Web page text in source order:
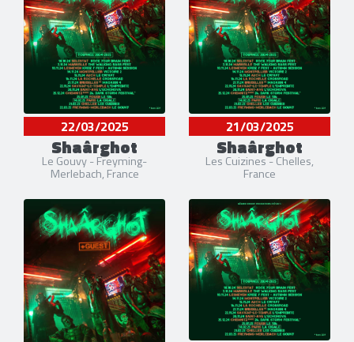
22/03/2025
Shaârghot
Le Gouvy - Freyming-
Merlebach, France
21/03/2025
Shaârghot
Les Cuizines - Chelles,
France